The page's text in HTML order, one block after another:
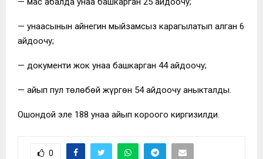
— унаасынын айнегин мыйзамсыз караңгылатып алган 6
айдоочу;
— документи жок унаа башкарган 44 айдоочу;
— айып пул төлөбөй жүргөн 54 айдоочу аныкталды.
Ошондой эле 188 унаа айып короого киргизилди.
0